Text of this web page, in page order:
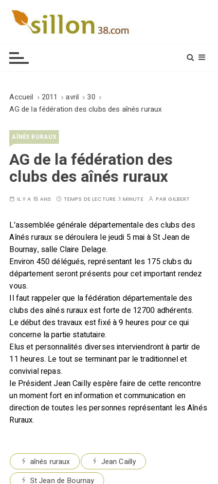
Accueil 2011 avril
30
AG de la fédération des clubs des aînés ruraux
AÎNÉS RURAUX
AG de la fédération des
clubs des aînés ruraux
IL Y A 15 ANS TEMPS DE LECTURE :1 MINUTE PARGILBERT
L’assemblée générale départementale des clubs des
Aînés ruraux se déroulera le jeudi 5 mai à St Jean de
Bournay, salle Claire Delage.
Environ 450 délégués, représentant les 175 clubs du
département seront présents pour cet important rendez
vous.
Il faut rappeler que la fédération départementale des
clubs des aînés ruraux est forte de 12700 adhérents.
Le début des travaux est fixé à 9 heures pour ce qui
concerne la partie statutaire.
Elus et personnalités diverses interviendront à partir de
11 heures. Le tout se terminant par le traditionnel et
convivial repas.
le Président Jean Cailly espère faire de cette rencontre
un moment fort en information et communication en
direction de toutes les personnes représentant les Aînés
Ruraux.
aînés ruraux
Jean Cailly
St Jean de Bournay